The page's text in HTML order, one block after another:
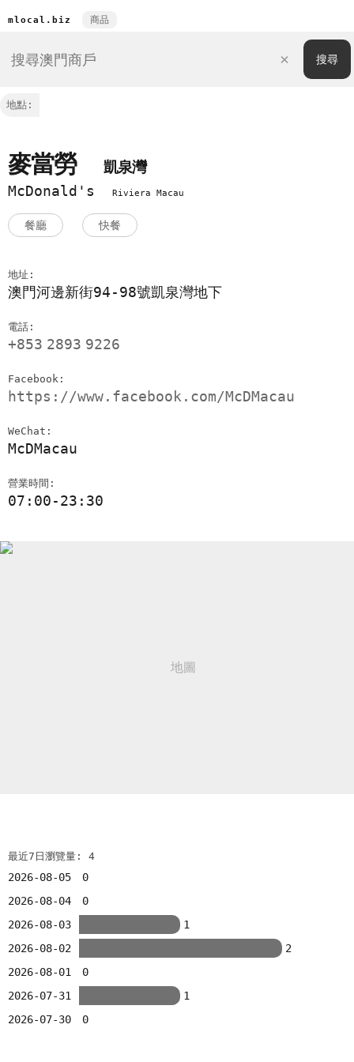
mlocal.biz 商品
地點:
麥當勞
凱泉灣
McDonald's
Riviera Macau
餐廳 快餐
地址:
澳門河邊新街94-98號凱泉灣地下
電話:
+853 2893 9226
Facebook:
https://www.facebook.com/McDMacau
WeChat:
McDMacau
營業時間:
07:00-23:30
最近7日瀏覽量: 4
2026-08-05
0
2026-08-04
0
2026-08-03
1
2026-08-02
2
2026-08-01
0
2026-07-31
1
2026-07-30
0